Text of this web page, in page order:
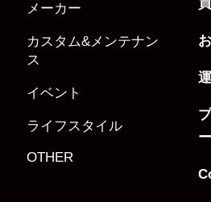
メーカー
カスタム&メンテナン
ス
イベント
ライフスタイル
OTHER
ー